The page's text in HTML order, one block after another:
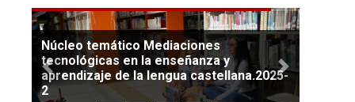
Núcleo temático Mediaciones
tecnológicas en la enseñanza y
aprendizaje de la lengua castellana.2025-
2
Anterior Siguiente